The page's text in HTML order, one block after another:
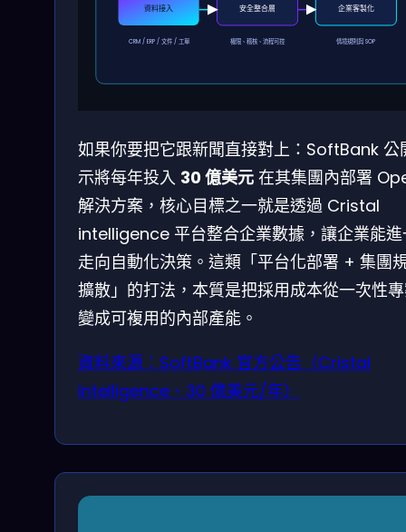
資料接入 安全整合層 企業客製化
CRM / ERP / 文件 / 工單 權限、稽核、流程可控 情境規則與 SOP
如果你要把它跟新聞直接對上：SoftBank 公
示將每年投入 30 億美元 在其集團內部署
解決方案，核心目標之一就是透過 Cristal
intelligence 平台整合企業數據，讓企業能進
走向自動化決策。這類「平台化部署 + 集團
擴散」的打法，本質是把採用成本從一次性
變成可複用的內部產能。
資料來源：SoftBank 官方公告（Cristal
intelligence、30 億美元/年）